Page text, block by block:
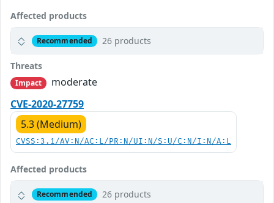
Affected products
Recommended 26 products
Threats
Impact
moderate
CVE-2020-27759
5.3 (Medium)
CVSS:3.1/AV:N/AC:L/PR:N/UI:N/S:U/C:N/I:N/A:L
Affected products
Recommended 26 products